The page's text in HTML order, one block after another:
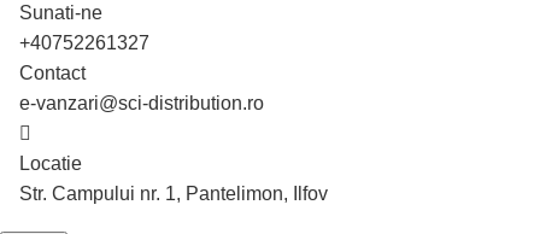
Sunati-ne
+40752261327
Contact
e-vanzari@sci-distribution.ro
Locatie
Str. Campului nr. 1, Pantelimon, Ilfov